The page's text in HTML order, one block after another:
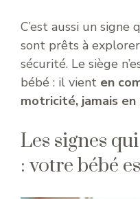
C’est aussi un signe
sont prêts à
sécurité. Le siège
bébé : il vient en
motricité, jamais
Les signes
: votre bébé